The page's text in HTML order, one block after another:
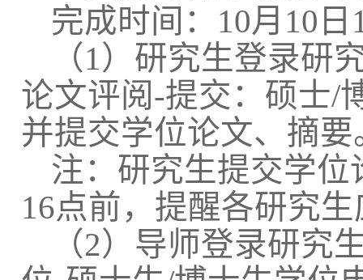
完成时间：10月10日
（1）研究生登录研
论文评阅-提交：硕士/
并提交学位论文、摘要
注：研究生提交学
16点前，提醒各研究
（2）导师登录研究